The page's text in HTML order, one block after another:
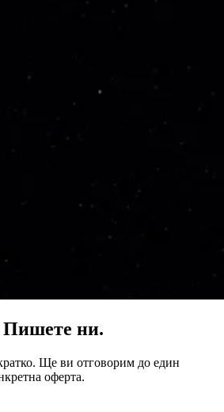
Пишете ни.
Ще ви отговорим до един
оферта.